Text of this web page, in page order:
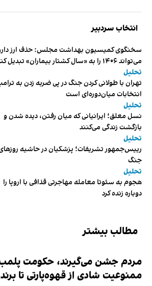
انتخاب سردبیر
سخنگوی کمیسیون بهداشت مجلس: حذف ارز
می‌تواند ۱۴۰۶ را به «سال کشتار بیماران» تبدیل کند
تحلیل
تهران با طولانی کردن جنگ در پی ضربه زدن به
انتخابات میان‌دوره‌ای است
تحلیل
نسل معلق؛ ایرانیانی که میان رفتن، دیده شدن و
بازگشت زندگی می‌کنند
تحلیل
رییس‌جمهور تشریفات؛ پزشکیان در حاشیه
جنگ
تحلیل
هجوم به سئوتا معامله مهاجرتی قذافی با اروپا را
دوباره زنده کرد
مطالب بیشتر
مردم جشن می‌گیرند، حکومت
ممنوعیت شادی از قهوه‌پارتی تا